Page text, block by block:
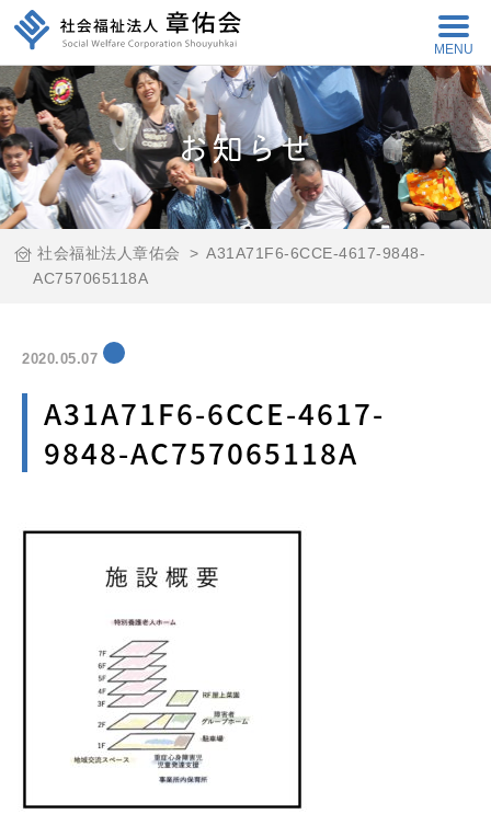
MENU
お知らせ
社会福祉法人章佑会 > A31A71F6-6CCE-4617-9848-
AC757065118A
2020.05.07
A31A71F6-6CCE-4617-
9848-AC757065118A